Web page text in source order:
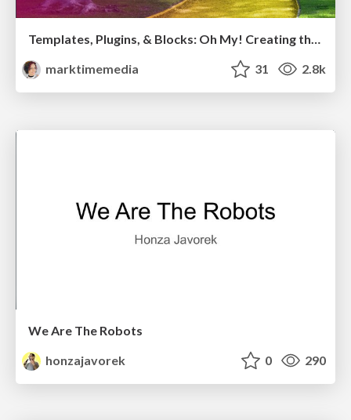
Templates, Plugins, & Blocks: Oh My! Creating the theme that thinks of everything
marktimemedia
31 2.8k
We Are The Robots
honzajavorek
0 290